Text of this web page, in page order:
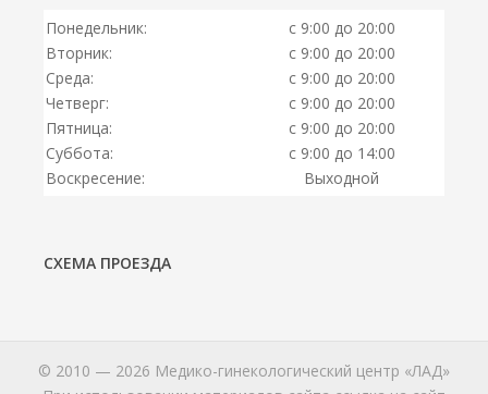
Понедельник:
Вторник:
Среда:
Четверг:
Пятница:
Суббота:
Воскресение:
с 9:00 до 20:00
с 9:00 до 20:00
с 9:00 до 20:00
с 9:00 до 20:00
с 9:00 до 20:00
с 9:00 до 14:00
Выходной
СХЕМА ПРОЕЗДА
© 2010 — 2026 Медико-гинекологический центр «ЛАД»